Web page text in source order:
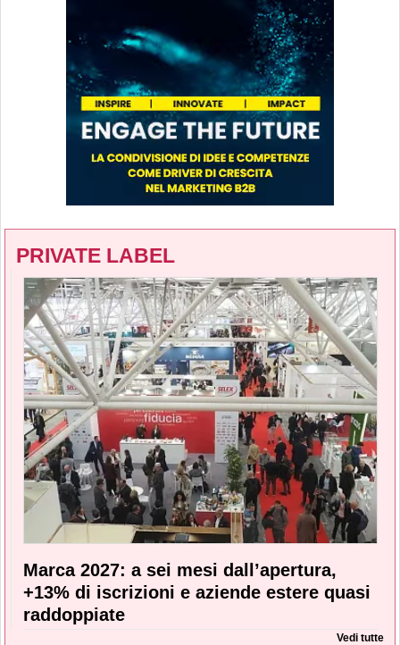
PRIVATE LABEL
Marca 2027: a sei mesi dall’apertura,
+13% di iscrizioni e aziende estere quasi
raddoppiate
Vedi tutte